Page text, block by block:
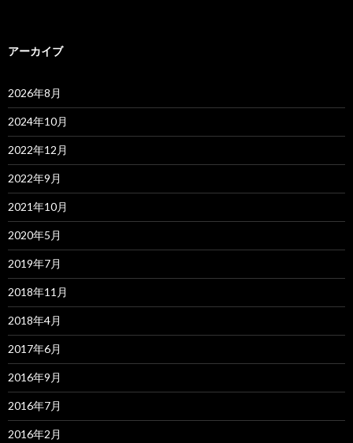
アーカイブ
2026年8月
2024年10月
2022年12月
2022年9月
2021年10月
2020年5月
2019年7月
2018年11月
2018年4月
2017年6月
2016年9月
2016年7月
2016年2月